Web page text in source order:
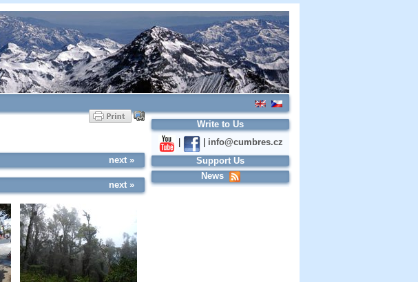
next »
next »
Write to Us
info@cumbres.cz
Support Us
News